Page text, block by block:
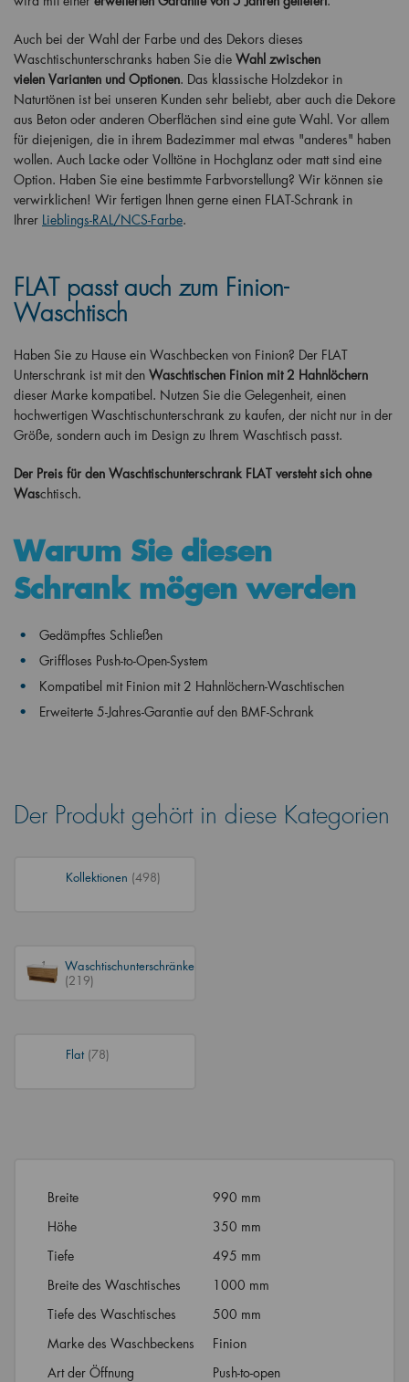
Auch bei der Wahl der Farbe und des Dekors dieses
Waschtischunterschranks haben Sie die Wahl zwischen
vielen Varianten und Optionen. Das klassische Holzdekor in
Naturtönen ist bei unseren Kunden sehr beliebt, aber auch die Dekore
aus Beton oder anderen Oberflächen sind eine gute Wahl. Vor allem
für diejenigen, die in ihrem Badezimmer mal etwas "anderes" haben
wollen. Auch Lacke oder Volltöne in Hochglanz oder matt sind eine
Option. Haben Sie eine bestimmte Farbvorstellung? Wir können sie
verwirklichen! Wir fertigen Ihnen gerne einen FLAT-Schrank in
Ihrer Lieblings-RAL/NCS-Farbe.
FLAT passt auch zum Finion-
Waschtisch
Haben Sie zu Hause ein Waschbecken von Finion? Der FLAT
Unterschrank ist mit den Waschtischen Finion mit 2 Hahnlöchern
dieser Marke kompatibel. Nutzen Sie die Gelegenheit, einen
hochwertigen Waschtischunterschrank zu kaufen, der nicht nur in der
Größe, sondern auch im Design zu Ihrem Waschtisch passt.
Der Preis für den Waschtischunterschrank FLAT versteht sich ohne
Waschtisch.
Warum Sie diesen
Schrank mögen werden
Gedämpftes Schließen
Griffloses Push-to-Open-System
Kompatibel mit Finion mit 2 Hahnlöchern-Waschtischen
Erweiterte 5-Jahres-Garantie auf den BMF-Schrank
Der Produkt gehört in diese Kategorien
Kollektionen (498)
Waschtischunterschränke
(219)
Flat (78)
Breite
990 mm
Höhe
350 mm
Tiefe
495 mm
Breite des Waschtisches
1000 mm
Tiefe des Waschtisches
500 mm
Marke des Waschbeckens
Finion
Art der Öffnung
Push-to-open